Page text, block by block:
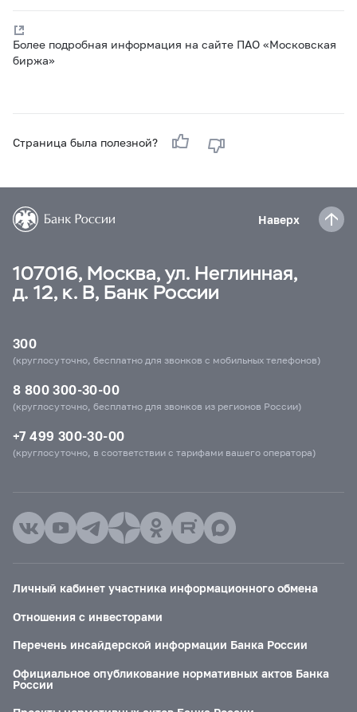
Более подробная информация на сайте ПАО «Московская
биржа»
Страница была полезной?
Наверх
107016, Москва, ул. Неглинная,
д. 12, к. В, Банк России
300
(круглосуточно, бесплатно для звонков с мобильных телефонов)
8 800 300-30-00
(круглосуточно, бесплатно для звонков из регионов России)
+7 499 300-30-00
(круглосуточно, в соответствии с тарифами вашего оператора)
Личный кабинет участника информационного обмена
Отношения с инвесторами
Перечень инсайдерской информации Банка России
Официальное опубликование нормативных актов Банка
России